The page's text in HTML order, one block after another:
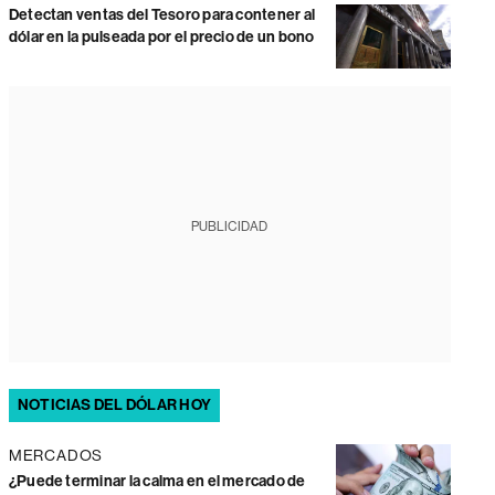
Detectan ventas del Tesoro para contener al
dólar en la pulseada por el precio de un bono
PUBLICIDAD
NOTICIAS DEL DÓLAR HOY
MERCADOS
¿Puede terminar la calma en el mercado de